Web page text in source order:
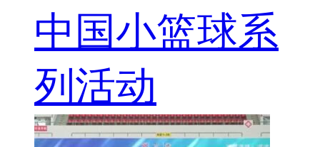
中国小篮球系
列活动